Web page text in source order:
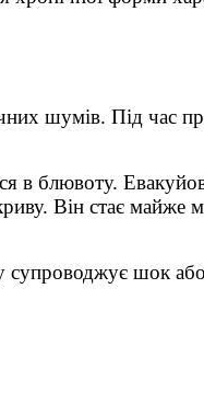
шумів. Під час
в блювоту.
Він стає майже
супроводжує шок